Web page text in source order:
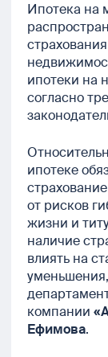
Ипотека на
ипотеки на
согласно
ипотеке
от рисков
жизни и
наличие
влиять на
компании
Ефимова.